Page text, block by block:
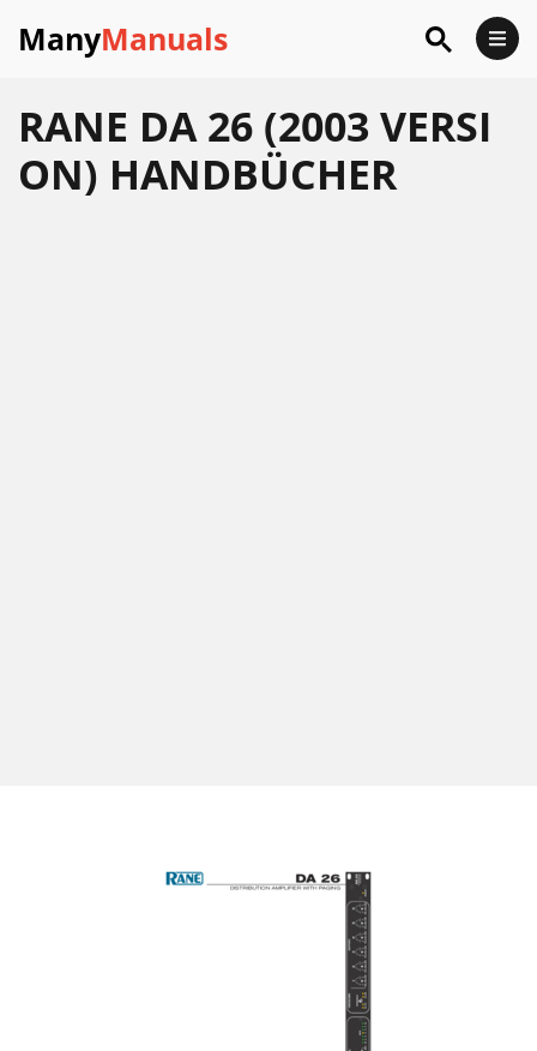
ManyManuals
RANE DA 26 (2003 VERSI
ON) HANDBÜCHER